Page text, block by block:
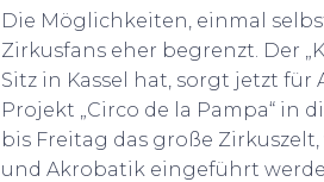
Die Möglichkeiten, einmal
Zirkusfans eher begrenzt. Der
Sitz in Kassel hat, sorgt jetzt
Projekt „Circo de la Pampa“ in
bis Freitag das große
und Akrobatik eingeführt